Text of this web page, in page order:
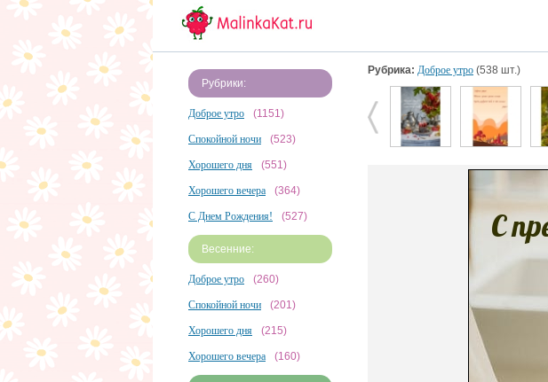
Рубрики:
Доброе утро (1151)
Спокойной ночи (523)
Хорошего дня (551)
Хорошего вечера (364)
С Днем Рождения! (527)
Весенние:
Доброе утро (260)
Спокойной ночи (201)
Хорошего дня (215)
Хорошего вечера (160)
Рубрика: Доброе утро (538 шт.)